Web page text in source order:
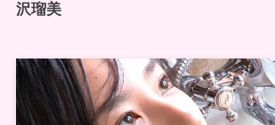
沢瑠美